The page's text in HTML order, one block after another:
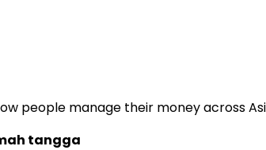
people manage their money across
tangga